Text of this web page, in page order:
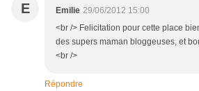
E Emilie 29/06/2012 15:00
<br /> Felicitation pour cette place
des supers maman bloggeuses, et
<br />
Répondre